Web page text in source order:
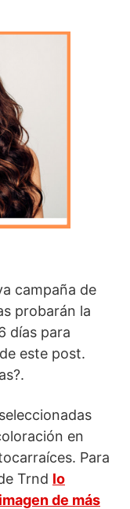
campaña de
probarán la
días para
este post.
en
Para
Trnd lo
de más